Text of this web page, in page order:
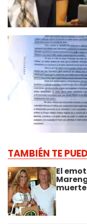
TAMBIÉN TE
El